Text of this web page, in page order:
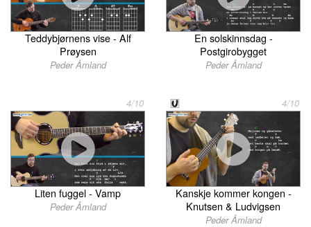
Teddybjørnens vise - Alf
Prøysen
Peder Åmland
En solskinnsdag -
Postgirobygget
Peder Åmland
4/10
Liten fuggel - Vamp
Peder Åmland
4/10
Kanskje kommer kongen -
Knutsen & Ludvigsen
Peder Åmland